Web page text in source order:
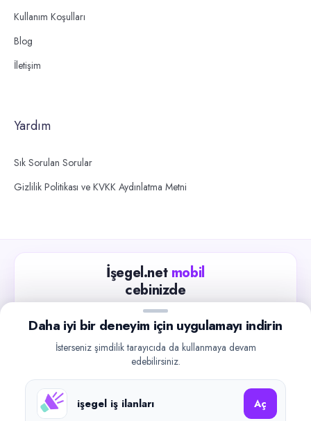
Kullanım Koşulları
Blog
İletişim
Yardım
Sık Sorulan Sorular
Gizlilik Politikası ve KVKK Aydınlatma Metni
İşegel.net mobil
cebinizde
Güncel iş ilanlarını takip edin, işverenlerle hızlıca
iletişime geçin.
Google Play
Daha iyi bir deneyim için uygulamayı indirin
İsterseniz şimdilik tarayıcıda da kullanmaya devam
edebilirsiniz.
işegel iş ilanları Aç